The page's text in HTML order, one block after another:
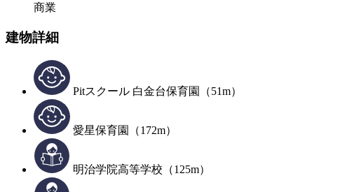
商業
建物詳細
Pitスクール 白金台保育園（51m）
愛星保育園（172m）
明治学院高等学校（125m）